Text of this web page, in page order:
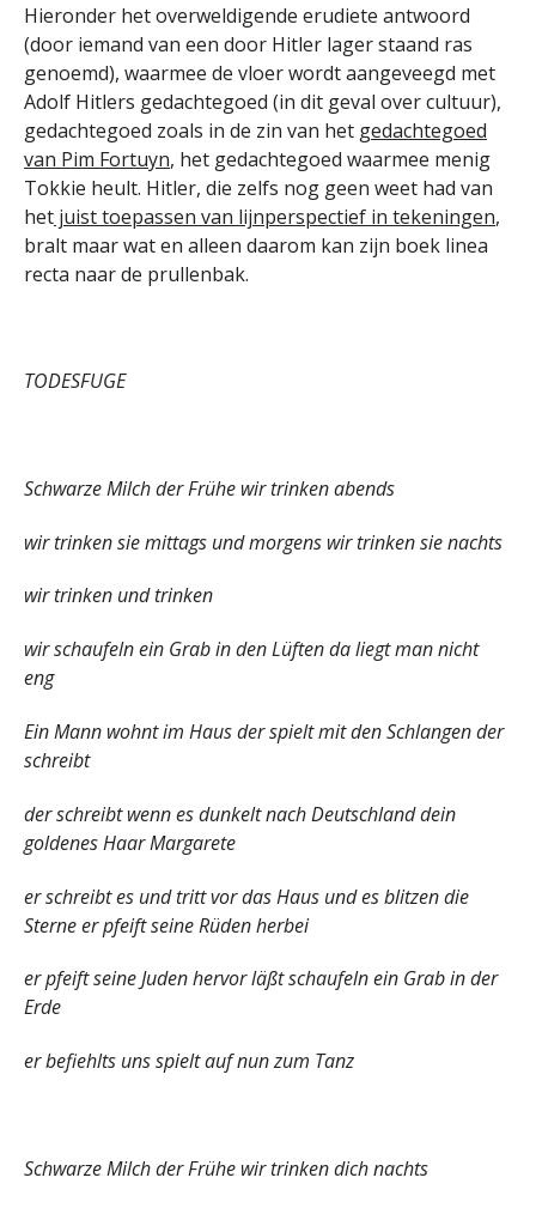
Hieronder het overweldigende erudiete antwoord
(door iemand van een door Hitler lager staand ras
genoemd), waarmee de vloer wordt aangeveegd met
Adolf Hitlers gedachtegoed (in dit geval over cultuur),
gedachtegoed zoals in de zin van het gedachtegoed
van Pim Fortuyn, het gedachtegoed waarmee menig
Tokkie heult. Hitler, die zelfs nog geen weet had van
het juist toepassen van lijnperspectief in tekeningen,
bralt maar wat en alleen daarom kan zijn boek linea
recta naar de prullenbak.
TODESFUGE
Schwarze Milch der Frühe wir trinken abends
wir trinken sie mittags und morgens wir trinken sie nachts
wir trinken und trinken
wir schaufeln ein Grab in den Lüften da liegt man nicht
eng
Ein Mann wohnt im Haus der spielt mit den Schlangen der
schreibt
der schreibt wenn es dunkelt nach Deutschland dein
goldenes Haar Margarete
er schreibt es und tritt vor das Haus und es blitzen die
Sterne er pfeift seine Rüden herbei
er pfeift seine Juden hervor läßt schaufeln ein Grab in der
Erde
er befiehlts uns spielt auf nun zum Tanz
Schwarze Milch der Frühe wir trinken dich nachts